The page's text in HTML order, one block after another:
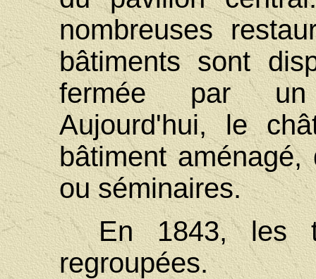
nombreuses
bâtiments sont
fermée par un
Aujourd'hui, le
bâtiment aménagé,
ou séminaires.
En 1843, les
regroupées.